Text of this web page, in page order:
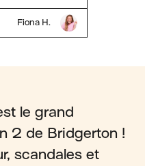
Fiona H.
le grand
2 de Bridgerton !
scandales et